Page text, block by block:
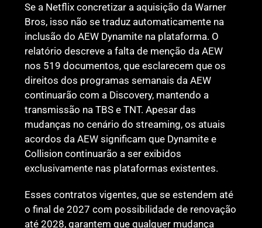
Se a Netflix concretizar a aquisição da Warner
Bros, isso não se traduz automaticamente na
inclusão do AEW Dynamite na plataforma. O
relatório descreve a falta de menção da AEW
nos 519 documentos, que esclarecem que os
direitos dos programas semanais da AEW
continuarão com a Discovery, mantendo a
transmissão na TBS e TNT. Apesar das
mudanças no cenário do streaming, os atuais
acordos da AEW significam que Dynamite e
Collision continuarão a ser exibidos
exclusivamente nas plataformas existentes.
Esses contratos vigentes, que se estendem até
o final de 2027 com possibilidade de renovação
até 2028, garantem que qualquer mudança